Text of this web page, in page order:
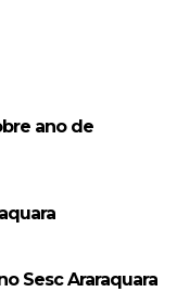
ano de
Sesc Araraquara